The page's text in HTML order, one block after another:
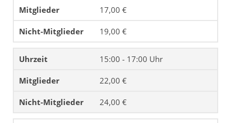
17,00 €
19,00 €
15:00 - 17:00 Uhr
22,00 €
24,00 €